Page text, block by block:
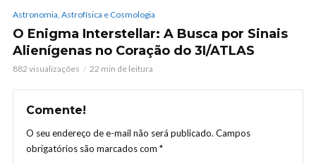
Astronomia, Astrofísica e Cosmologia
O Enigma Interstellar: A Busca por Sinais
Alienígenas no Coração do 3I/ATLAS
882 visualizações 22 min de leitura
Comente!
O seu endereço de e-mail não será publicado. Campos
obrigatórios são marcados com *